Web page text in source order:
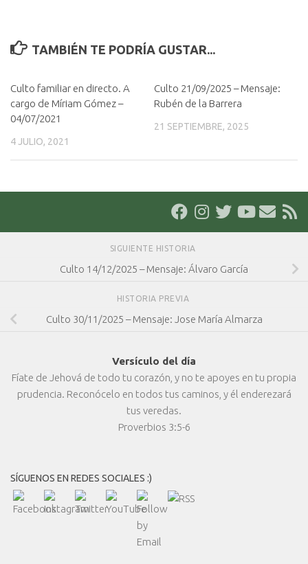
TAMBIÉN TE PODRÍA GUSTAR...
Culto familiar en directo. A
cargo de Míriam Gómez –
04/07/2021
4 JULIO, 2021
Culto 21/09/2025 – Mensaje:
Rubén de la Barrera
21 SEPTIEMBRE, 2025
SIGUIENTE HISTORIA
Culto 14/12/2025 – Mensaje: Álvaro García
HISTORIA PREVIA
Culto 30/11/2025 – Mensaje: Jose María Almarza
Versículo del día
Fíate de Jehová de todo tu corazón, y no te apoyes en tu propia
prudencia. Reconócelo en todos tus caminos, y él enderezará
tus veredas.
Proverbios 3:5-6
SÍGUENOS EN REDES SOCIALES :)